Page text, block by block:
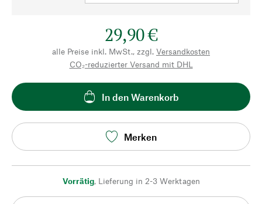
29,90 €
alle Preise inkl. MwSt., zzgl. Versandkosten
CO₂-reduzierter Versand mit DHL
In den Warenkorb
Merken
Vorrätig, Lieferung in 2-3 Werktagen